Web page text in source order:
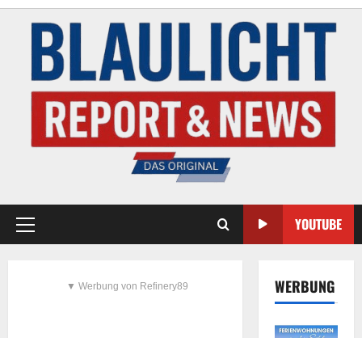
YOUTUBE
▼ Werbung von Refinery89 WERBUNG